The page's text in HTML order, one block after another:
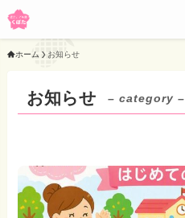
ホーム お知らせ
お知らせ – category –